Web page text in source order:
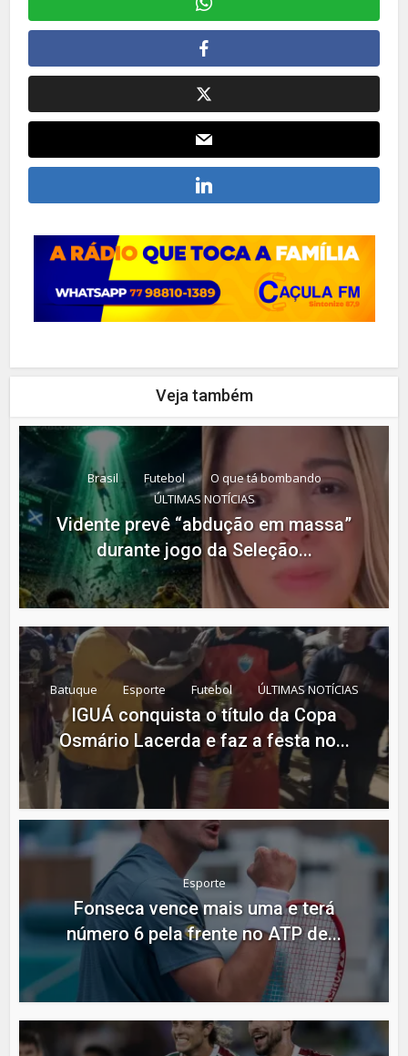
Veja também
Brasil Futebol
O que tá bombando
ÚLTIMAS NOTÍCIAS
Vidente prevê “abdução em massa”
durante jogo da Seleção...
Batuque Esporte Futebol ÚLTIMAS NOTÍCIAS
IGUÁ conquista o título da Copa
Osmário Lacerda e faz a festa no...
Esporte
Fonseca vence mais uma e terá
número 6 pela frente no ATP de...